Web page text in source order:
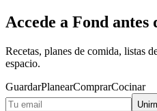
Accede a Fond antes
Recetas, planes de comida, listas
espacio.
GuardarPlanearComprarCocinar